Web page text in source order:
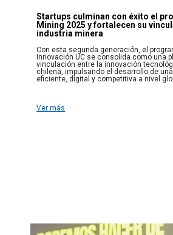
Startups culminan con éxito el
Mining 2025 y fortalecen su
industria minera
Con esta segunda generación, el
Innovación UC se consolida como una
vinculación entre la innovación
chilena, impulsando el desarrollo de
eficiente, digital y competitiva a nivel
Ver más